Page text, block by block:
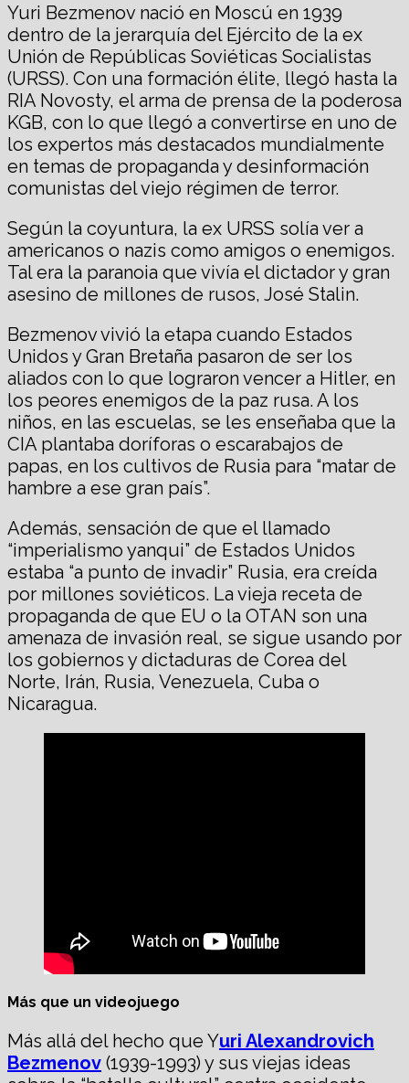
Yuri Bezmenov nació en Moscú en 1939
dentro de la jerarquía del Ejército de la ex
Unión de Repúblicas Soviéticas Socialistas
(URSS). Con una formación élite, llegó hasta la
RIA Novosty, el arma de prensa de la poderosa
KGB, con lo que llegó a convertirse en uno de
los expertos más destacados mundialmente
en temas de propaganda y desinformación
comunistas del viejo régimen de terror.
Según la coyuntura, la ex URSS solía ver a
americanos o nazis como amigos o enemigos.
Tal era la paranoia que vivía el dictador y gran
asesino de millones de rusos, José Stalin.
Bezmenov vivió la etapa cuando Estados
Unidos y Gran Bretaña pasaron de ser los
aliados con lo que lograron vencer a Hitler, en
los peores enemigos de la paz rusa. A los
niños, en las escuelas, se les enseñaba que la
CIA plantaba doríforas o escarabajos de
papas, en los cultivos de Rusia para “matar de
hambre a ese gran país”.
Además, sensación de que el llamado
“imperialismo yanqui” de Estados Unidos
estaba “a punto de invadir” Rusia, era creída
por millones soviéticos. La vieja receta de
propaganda de que EU o la OTAN son una
amenaza de invasión real, se sigue usando por
los gobiernos y dictaduras de Corea del
Norte, Irán, Rusia, Venezuela, Cuba o
Nicaragua.
Más que un videojuego
Más allá del hecho que Yuri Alexandrovich
Bezmenov (1939-1993) y sus viejas ideas